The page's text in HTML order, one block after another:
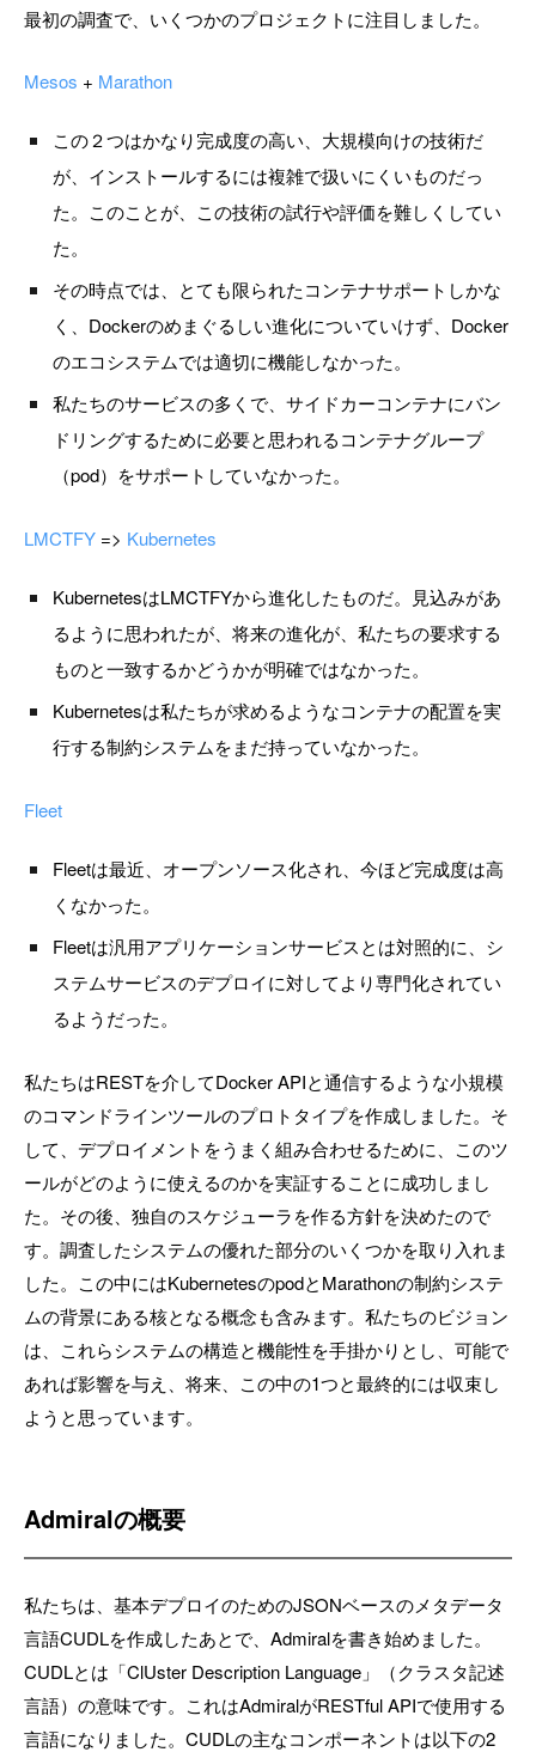
最初の調査で、いくつかのプロジェクトに注目しました。
Mesos + Marathon
この２つはかなり完成度の高い、大規模向けの技術だ
が、インストールするには複雑で扱いにくいものだっ
た。このことが、この技術の試行や評価を難しくしてい
た。
その時点では、とても限られたコンテナサポートしかな
く、Dockerのめまぐるしい進化についていけず、Docker
のエコシステムでは適切に機能しなかった。
私たちのサービスの多くで、サイドカーコンテナにバン
ドリングするために必要と思われるコンテナグループ
（pod）をサポートしていなかった。
LMCTFY => Kubernetes
KubernetesはLMCTFYから進化したものだ。見込みがあ
るように思われたが、将来の進化が、私たちの要求する
ものと一致するかどうかが明確ではなかった。
Kubernetesは私たちが求めるようなコンテナの配置を実
行する制約システムをまだ持っていなかった。
Fleet
Fleetは最近、オープンソース化され、今ほど完成度は高
くなかった。
Fleetは汎用アプリケーションサービスとは対照的に、シ
ステムサービスのデプロイに対してより専門化されてい
るようだった。
私たちはRESTを介してDocker APIと通信するような小規模
のコマンドラインツールのプロトタイプを作成しました。そ
して、デプロイメントをうまく組み合わせるために、このツ
ールがどのように使えるのかを実証することに成功しまし
た。その後、独自のスケジューラを作る方針を決めたので
す。調査したシステムの優れた部分のいくつかを取り入れま
した。この中にはKubernetesのpodとMarathonの制約システ
ムの背景にある核となる概念も含みます。私たちのビジョン
は、これらシステムの構造と機能性を手掛かりとし、可能で
あれば影響を与え、将来、この中の1つと最終的には収束し
ようと思っています。
Admiralの概要
私たちは、基本デプロイのためのJSONベースのメタデータ
言語CUDLを作成したあとで、Admiralを書き始めました。
CUDLとは「ClUster Description Language」（クラスタ記述
言語）の意味です。これはAdmiralがRESTful APIで使用する
言語になりました。CUDLの主なコンポーネントは以下の2